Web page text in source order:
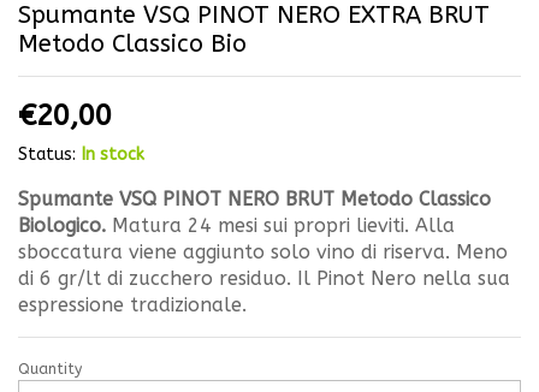
Spumante VSQ PINOT NERO EXTRA BRUT
Metodo Classico Bio
€20,00
Status: In stock
Spumante VSQ PINOT NERO BRUT Metodo Classico
Biologico. Matura 24 mesi sui propri lieviti. Alla
sboccatura viene aggiunto solo vino di riserva. Meno
di 6 gr/lt di zucchero residuo. Il Pinot Nero nella sua
espressione tradizionale.
Spumante
Quantity